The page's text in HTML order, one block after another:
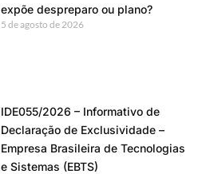
expõe despreparo ou plano?
5 de agosto de 2026
IDE055/2026 – Informativo de
Declaração de Exclusividade –
Empresa Brasileira de Tecnologias
e Sistemas (EBTS)